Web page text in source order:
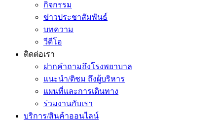
กิจกรรม
ข่าวประชาสัมพันธ์
บทความ
วีดีโอ
ติดต่อเรา
ฝากคำถามถึงโรงพยาบาล
แนะนำ/ติชม ถึงผู้บริหาร
แผนที่และการเดินทาง
ร่วมงานกับเรา
บริการ/สินค้าออนไลน์